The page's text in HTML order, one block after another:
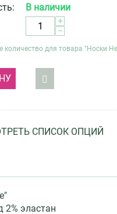
В наличии
+
−
количество для товара " Носки
СПИСОК ОПЦИЙ
2% эластан